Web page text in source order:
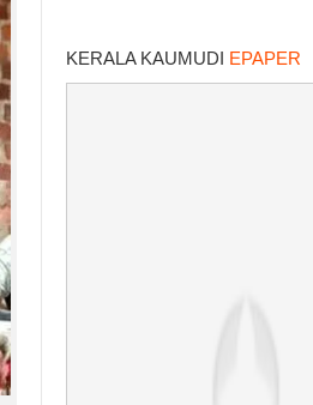
KERALA KAUMUDI EPAPER